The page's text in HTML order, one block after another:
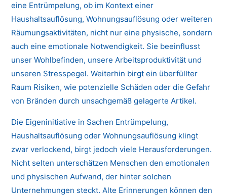
eine Entrümpelung, ob im Kontext einer
Haushaltsauflösung, Wohnungsauflösung oder weiteren
Räumungsaktivitäten, nicht nur eine physische, sondern
auch eine emotionale Notwendigkeit. Sie beeinflusst
unser Wohlbefinden, unsere Arbeitsproduktivität und
unseren Stresspegel. Weiterhin birgt ein überfüllter
Raum Risiken, wie potenzielle Schäden oder die Gefahr
von Bränden durch unsachgemäß gelagerte Artikel.
Die Eigeninitiative in Sachen Entrümpelung,
Haushaltsauflösung oder Wohnungsauflösung klingt
zwar verlockend, birgt jedoch viele Herausforderungen.
Nicht selten unterschätzen Menschen den emotionalen
und physischen Aufwand, der hinter solchen
Unternehmungen steckt. Alte Erinnerungen können den